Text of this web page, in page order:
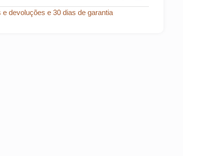
devoluções e 30 dias de garantia